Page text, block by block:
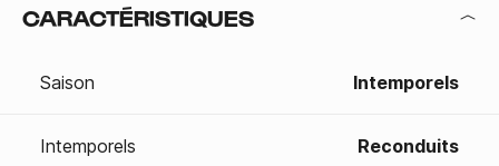
CARACTÉRISTIQUES
Saison Intemporels
Intemporels Reconduits